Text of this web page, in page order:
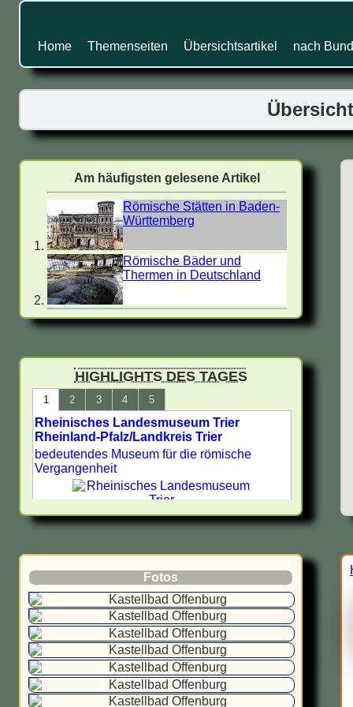
Home Themenseiten Übersichtsartikel nach
Fotos
HIGHLIGHTS DES TAGES
1 2 3 4 5
Rheinisches Landesmuseum Trier
Rheinland-Pfalz/Landkreis Trier
bedeutendes Museum für die römische
Vergangenheit
Bewertung:
Bewertungsnote: 1
Augusta Treverorum
Geschichte:
--
Lage:
Am häufigsten gelesene Artikel
Römische Stätten in Baden-
Württemberg
Römische Bäder und
Thermen in Deutschland
Villa Rustica - Römische
Landgüter in Deutschland
Limes in Deutschland -
UNESCO Welterbe
Römische Stätten in
Nordrhein-Westfalen
Römische Museen,
Archäologische Parks und
Deutschland - Antike Städte -
Römische Stätten in Hessen
Römische Stätten in Freiburg
Sehenswürdigkeiten aus
dem alten Rom in Neuss
Museum Erding mit